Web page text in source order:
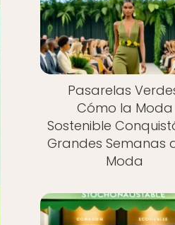
Pasarelas
Cómo la Moda
Sostenible
Grandes Semanas
Moda